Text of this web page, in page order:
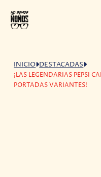
INICIO DESTACADAS
¡LAS LEGENDARIAS PEPSI
PORTADAS VARIANTES!